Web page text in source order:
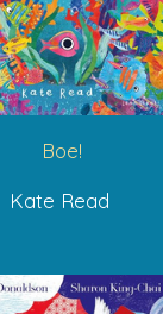
Boe!
Kate Read